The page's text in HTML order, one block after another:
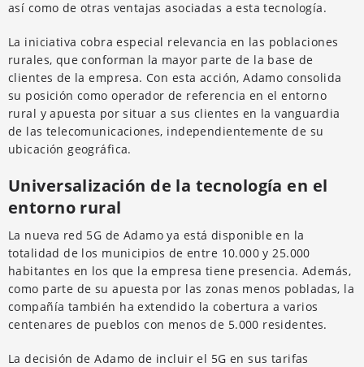
así como de otras ventajas asociadas a esta tecnología.
La iniciativa cobra especial relevancia en las poblaciones
rurales, que conforman la mayor parte de la base de
clientes de la empresa. Con esta acción, Adamo consolida
su posición como operador de referencia en el entorno
rural y apuesta por situar a sus clientes en la vanguardia
de las telecomunicaciones, independientemente de su
ubicación geográfica.
Universalización de la tecnología en el
entorno rural
La nueva red 5G de Adamo ya está disponible en la
totalidad de los municipios de entre 10.000 y 25.000
habitantes en los que la empresa tiene presencia. Además,
como parte de su apuesta por las zonas menos pobladas, la
compañía también ha extendido la cobertura a varios
centenares de pueblos con menos de 5.000 residentes.
La decisión de Adamo de incluir el 5G en sus tarifas